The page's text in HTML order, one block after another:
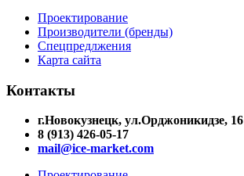
Проектирование
Производители (бренды)
Спецпредлжения
Карта сайта
Контакты
г.Новокузнецк, ул.Орджоникидзе, 16
8 (913) 426-05-17
mail@ice-market.com